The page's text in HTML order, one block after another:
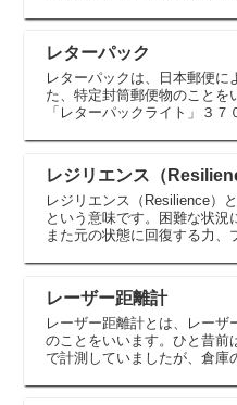
屋内型は...
レターパック
レターパックは、日本郵便
た、特定封筒郵便物のことを
「レターパックライト」３
パックライト...
レジリエンス（
レジリエンス（Resilience）
という意味です。困難な状況
また元の状態に回復する力、
レーザー距離計
レーザー距離計とは、レー
のことをいいます。ひと昔前
で計測していましたが、倉庫
プで屋外...